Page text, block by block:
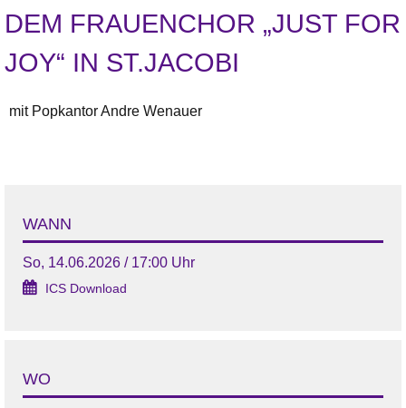
DEM FRAUENCHOR „JUST FOR
JOY“ IN ST.JACOBI
mit Popkantor Andre Wenauer
WANN
So, 14.06.2026 / 17:00 Uhr
ICS Download
WO